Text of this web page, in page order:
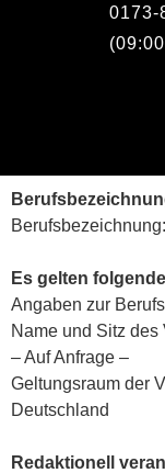
0173-
Es gelten
Angaben zur
Name und Sitz des
– Auf Anfrage –
Geltungsraum der
Deutschland
Redaktionell